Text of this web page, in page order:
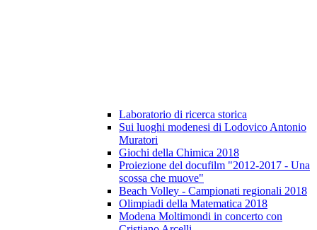
Laboratorio di ricerca storica
Sui luoghi modenesi di Lodovico Antonio
Muratori
Giochi della Chimica 2018
Proiezione del docufilm "2012-2017 - Una
scossa che muove"
Beach Volley - Campionati regionali 2018
Olimpiadi della Matematica 2018
Modena Moltimondi in concerto con